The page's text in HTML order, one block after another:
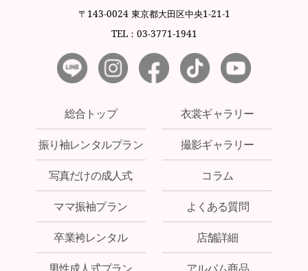
〒143-0024 東京都大田区中央1-21-1
TEL：03-3771-1941
総合トップ
振り袖レンタルプラン
写真だけの成人式
ママ振袖プラン
卒業袴レンタル
衣裳ギャラリー
撮影ギャラリー
コラム
よくある質問
店舗詳細